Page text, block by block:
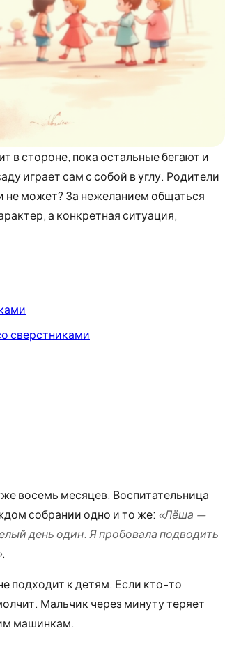
в стороне, пока остальные бегают и
играет сам с собой в углу. Родители
не может? За нежеланием общаться
а конкретная ситуация,
сверстниками
восемь месяцев. Воспитательница
собрании одно и то же: «Лёша —
день один. Я пробовала подводить
.
подходит к детям. Если кто-то
Мальчик через минуту теряет
машинкам.